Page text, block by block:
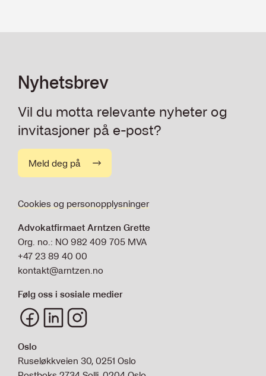
Nyhetsbrev
Vil du motta relevante nyheter og
invitasjoner på e-post?
Meld deg på
Cookies og personopplysninger
Advokatfirmaet Arntzen Grette
Org. no.: NO 982 409 705 MVA
+47 23 89 40 00
kontakt@arntzen.no
Følg oss i sosiale medier
Oslo
Ruseløkkveien 30, 0251 Oslo